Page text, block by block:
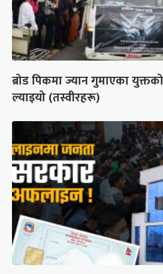
ब्रोड पिकमा ज्यान गुमाएका
ल्याइयो (तस्वीरहरू)